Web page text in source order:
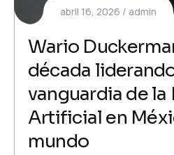
abril 16, 2026 admin
Wario
década
vanguardia de
Artificial en
mundo